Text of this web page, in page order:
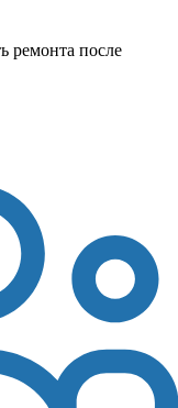
ремонта после